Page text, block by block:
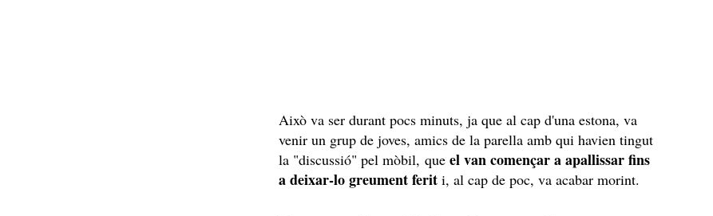
Això va ser durant pocs minuts, ja que al cap d'una estona, va
venir un grup de joves, amics de la parella amb qui havien tingut
la "discussió" pel mòbil, que el van començar a apallissar fins
a deixar-lo greument ferit i, al cap de poc, va acabar morint.